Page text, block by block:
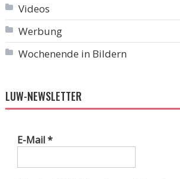
Videos
Werbung
Wochenende in Bildern
LUW-NEWSLETTER
E-Mail*